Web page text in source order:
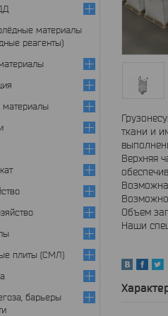
ткани и
Верхняя
Возможно
Объем
Наши
материалы
реагенты)
материалы
плиты (СМЛ)
барьеры